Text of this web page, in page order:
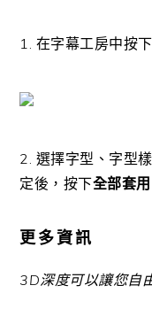
1. 在字幕工房中按
2. 選擇字型、字型
定後，按下全部套用
更多資訊
3D深度可以讓您自